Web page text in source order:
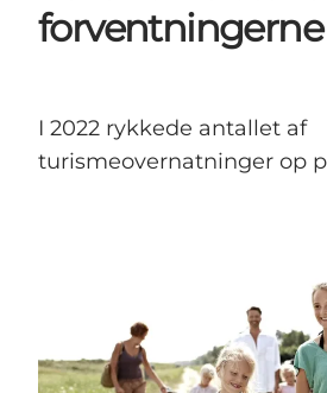
forventningerne
I 2022 rykkede antallet af
turismeovernatninger op